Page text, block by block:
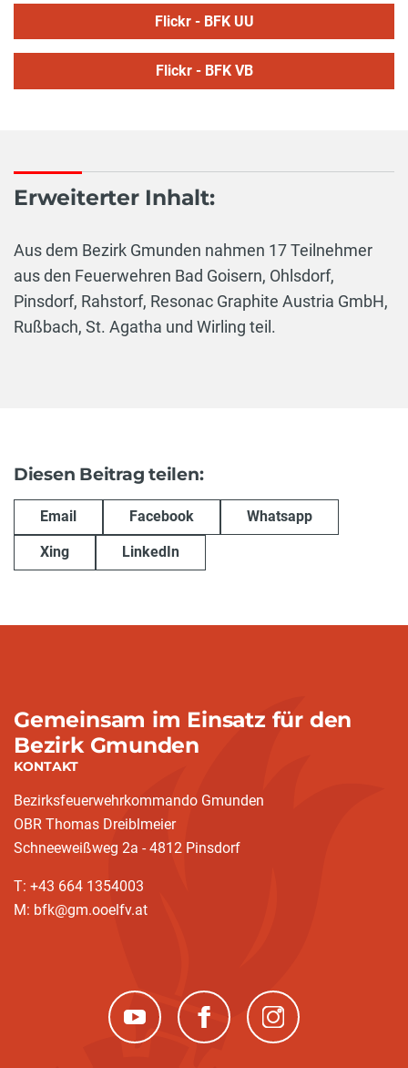
Flickr - BFK UU
Flickr - BFK VB
Erweiterter Inhalt:
Aus dem Bezirk Gmunden nahmen 17 Teilnehmer
aus den Feuerwehren Bad Goisern, Ohlsdorf,
Pinsdorf, Rahstorf, Resonac Graphite Austria GmbH,
Rußbach, St. Agatha und Wirling teil.
Diesen Beitrag teilen:
Email Facebook Whatsapp
Xing LinkedIn
Gemeinsam im Einsatz für den
Bezirk Gmunden
KONTAKT
Bezirksfeuerwehrkommando Gmunden
OBR Thomas Dreiblmeier
Schneeweißweg 2a - 4812 Pinsdorf
T: +43 664 1354003
M: bfk@gm.ooelfv.at
(neues Fenster)(neues Fenster)(neues Fenster)